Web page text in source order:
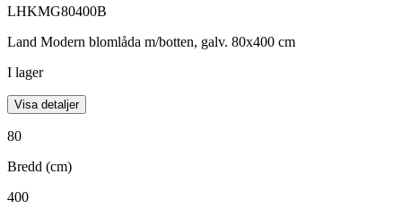
LHKMG80400B
Land Modern blomlåda m/botten, galv. 80x400 cm
I lager
Visa detaljer
80
Bredd (cm)
400